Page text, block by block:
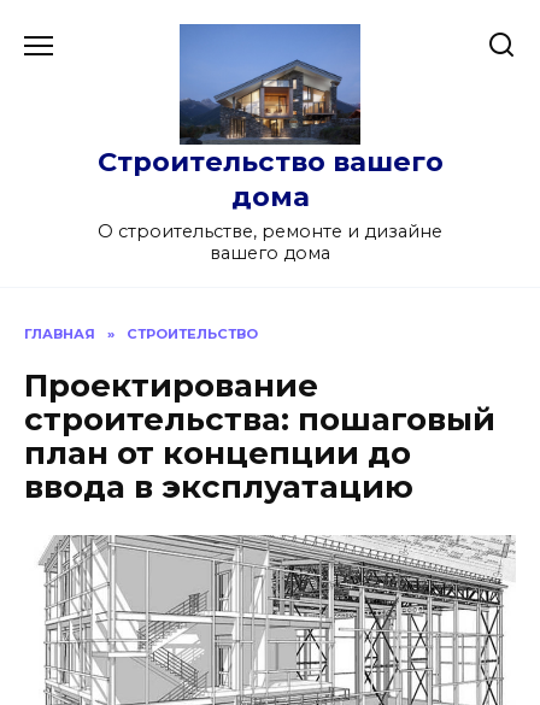
Строительство вашего
дома
О строительстве, ремонте и дизайне
вашего дома
ГЛАВНАЯ » СТРОИТЕЛЬСТВО
Проектирование
строительства: пошаговый
план от концепции до
ввода в эксплуатацию